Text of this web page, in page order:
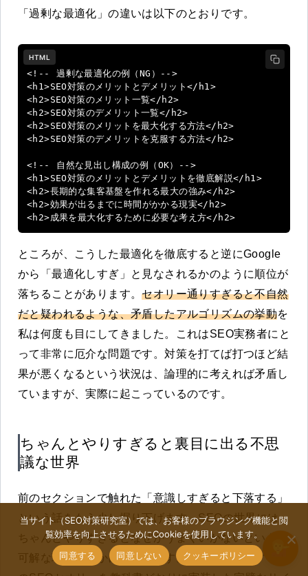
「過剰な最適化」の違いは以下のとおりです。
HTML
<!-- 過剰な最適化の例（NG）-->
<h1>SEO対策のメリットとデメリット</h1>
<h2>SEO対策のメリット一覧</h2>
<h2>SEO対策のデメリット一覧</h2>
<h2>SEO対策のメリットを最大化する方法</h2>
<h2>SEO対策のデメリットを克服する方法</h2>
<!-- 自然な見出し構成の例（OK）-->
<h1>SEO対策のメリットとデメリットを徹底解説</h1>
<h2>長期的な集客基盤を作れる最大の強み</h2>
<h2>効果が出るまでに時間がかかる現実</h2>
<h2>成果を最大化するために必要な考え方</h2>
ところが、こうした最適化を徹底すると逆にGoogle
から「最適化しすぎ」と見なされるかのように順位が
落ちることがあります。セオリー通りすぎると不自然
だと疑われるような、矛盾したアルゴリズムの挙動を
私は何度も目にしてきました。これはSEO実務者にと
って非常に厄介な問題です。対策を打てば打つほど結
果が悪くなるという状況は、論理的に考えれば矛盾し
ていますが、実際に起こっているのです。
ちゃんとやりすぎると裏目に出る不思
議な世界
前のセクションで触れた「意識しすぎると下落する」
という話をもう少し掘り下げます。SEOの世界には、
ちゃんとやりすぎるとなぜかうまくいかないという不
可解な現象が確かに存在します。私の経験上、すべて
当サイト（SEO対策研究室）では、お客様のブラウジング機能と閲
覧効率を向上させるためにCookieを使用しています。
同意する
同意しない クッキーポリシー